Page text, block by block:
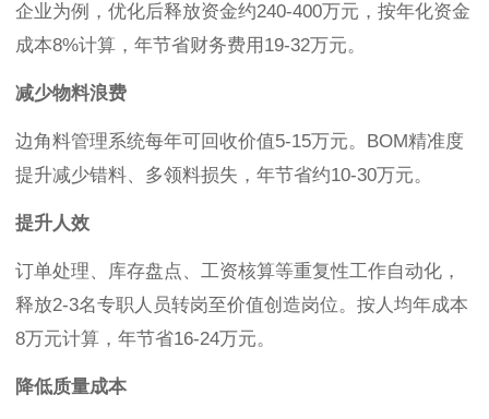
企业为例，优化后释放资金约240-400万元，按年化资金
成本8%计算，年节省财务费用19-32万元。
减少物料浪费
边角料管理系统每年可回收价值5-15万元。BOM精准度
提升减少错料、多领料损失，年节省约10-30万元。
提升人效
订单处理、库存盘点、工资核算等重复性工作自动化，
释放2-3名专职人员转岗至价值创造岗位。按人均年成本
8万元计算，年节省16-24万元。
降低质量成本